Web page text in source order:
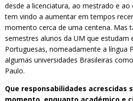
desde a licenciatura, ao mestrado e
tem vindo a aumentar em tempos
momento cerca de uma centena. Mas
semestres alunos da UM que estudam
Portuguesas, nomeadamente a língua
algumas universidades Brasileiras
Paulo.
Que responsabilidades acrescidas